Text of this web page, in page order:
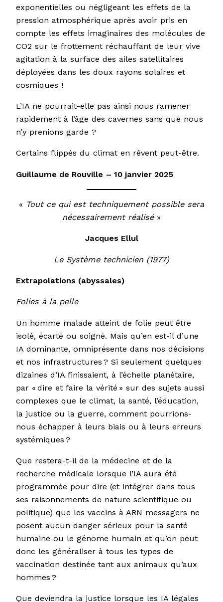
exponentielles ou négligeant les effets de la
pression atmosphérique après avoir pris en
compte les effets imaginaires des molécules de
CO2 sur le frottement réchauffant de leur vive
agitation à la surface des ailes satellitaires
déployées dans les doux rayons solaires et
cosmiques !
L’IA ne pourrait-elle pas ainsi nous ramener
rapidement à l’âge des cavernes sans que nous
n’y prenions garde ?
Certains flippés du climat en rêvent peut-être.
Guillaume de Rouville – 10 janvier 2025
« Tout ce qui est techniquement possible sera
nécessairement réalisé »
Jacques Ellul
Le Système technicien (1977)
Extrapolations (abyssales)
Folies à la pelle
Un homme malade atteint de folie peut être
isolé, écarté ou soigné. Mais qu’en est-il d’une
IA dominante, omniprésente dans nos décisions
et nos infrastructures ? Si seulement quelques
dizaines d’IA finissaient, à l’échelle planétaire,
par « dire et faire la vérité » sur des sujets aussi
complexes que le climat, la santé, l’éducation,
la justice ou la guerre, comment pourrions-
nous échapper à leurs biais ou à leurs erreurs
systémiques ?
Que restera-t-il de la médecine et de la
recherche médicale lorsque l’IA aura été
programmée pour dire (et intégrer dans tous
ses raisonnements de nature scientifique ou
politique) que les vaccins à ARN messagers ne
posent aucun danger sérieux pour la santé
humaine ou le génome humain et qu’on peut
donc les généraliser à tous les types de
vaccination destinée tant aux animaux qu’aux
hommes ?
Que deviendra la justice lorsque les IA légales